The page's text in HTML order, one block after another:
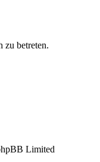
zu betreten.
Limited